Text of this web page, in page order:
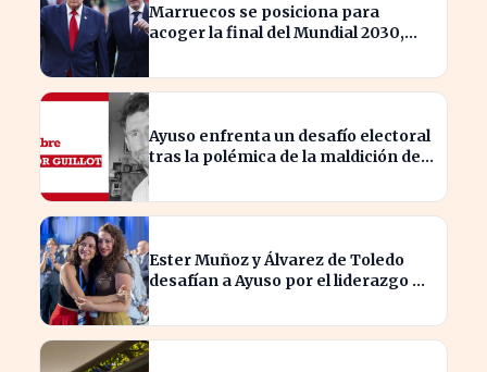
Marruecos se posiciona para
acoger la final del Mundial 2030,
Ayuso enfrenta un desafío electoral
tras la polémica de la maldición de
Ester Muñoz y Álvarez de Toledo
desafían a Ayuso por el liderazgo de